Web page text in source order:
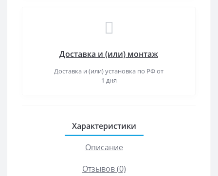
Доставка и (или) монтаж
Доставка и (или) установка по РФ от
1 дня
Характеристики
Описание
Отзывов (0)